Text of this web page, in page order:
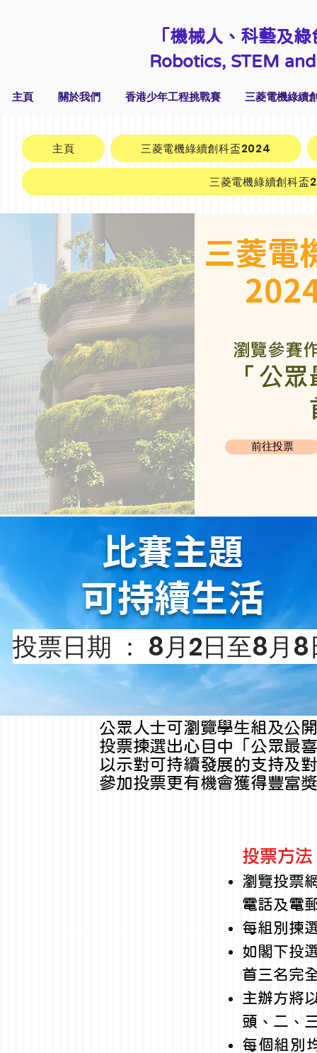
「機械人、科藝及
Robotics, STEM
主頁 關於我們 香港少年工程挑戰賽 三菱電機綠續
公眾人士可瀏覽學生組及公
投票揀選出心目中「公眾最
以示對可持續發展的支持及
參加投票更有機會獲得豐富
投票方法
瀏覽投票
電話及電
每組別揀
​如 閣下投
首三名完
主辦方將
頭、二、
每個組別
主頁 三菱電機綠續創科盃2024
三菱電機綠續創科盃
三菱電
瀏覽參賽
「公
前往投票
比賽主題
可持續​生活
投票日期 ： 8月2日至8月8